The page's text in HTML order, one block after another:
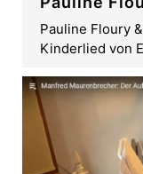
Pauline Floury
Kinderlied von